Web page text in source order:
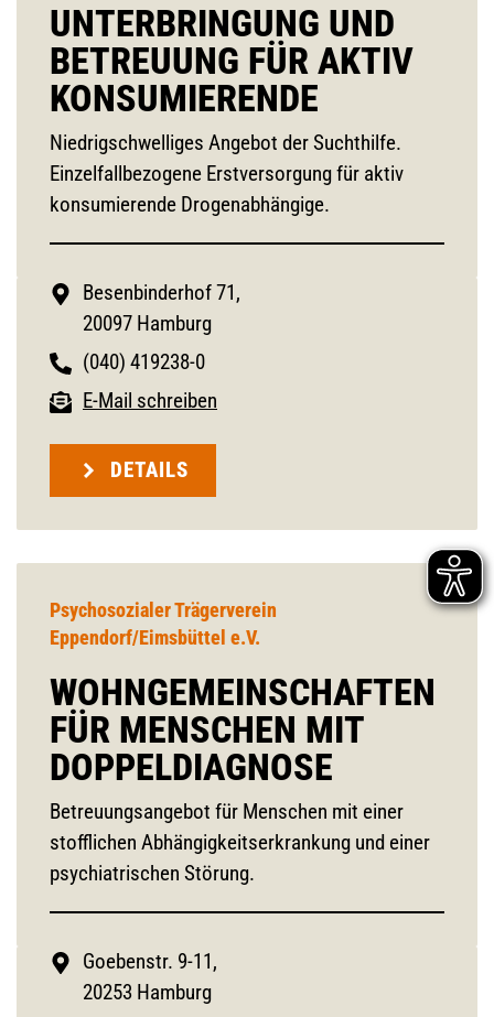
UNTERBRINGUNG UND
BETREUUNG FÜR AKTIV
KONSUMIERENDE
Niedrigschwelliges Angebot der Suchthilfe.
Einzelfallbezogene Erstversorgung für aktiv
konsumierende Drogenabhängige.
Besenbinderhof 71,
20097 Hamburg
(040) 419238-0
E-Mail schreiben
DETAILS
Psychosozialer Trägerverein
Eppendorf/Eimsbüttel e.V.
WOHNGEMEINSCHAFTEN
FÜR MENSCHEN MIT
DOPPELDIAGNOSE
Betreuungsangebot für Menschen mit einer
stofflichen Abhängigkeitserkrankung und einer
psychiatrischen Störung.
Goebenstr. 9-11,
20253 Hamburg